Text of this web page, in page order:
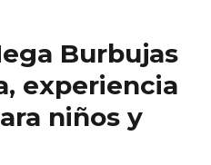
Burbujas
experiencia
niños y